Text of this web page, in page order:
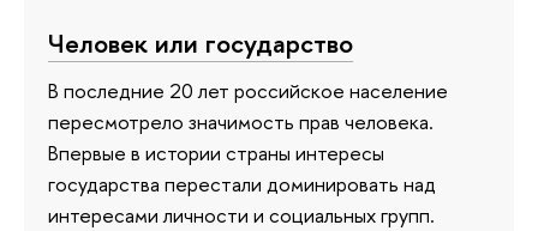
Человек или государство
В последние 20 лет российское население
пересмотрело значимость прав человека.
Впервые в истории страны интересы
государства перестали доминировать над
интересами личности и социальных групп.